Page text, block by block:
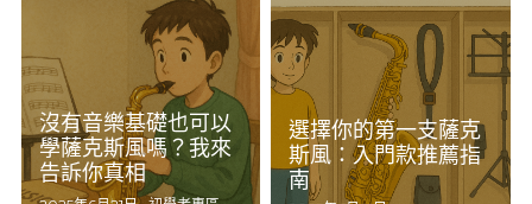
沒有音樂基礎也可以
學薩克斯風嗎？我來
告訴你真相
選擇你的第一支薩克
斯風：入門款推薦指
南